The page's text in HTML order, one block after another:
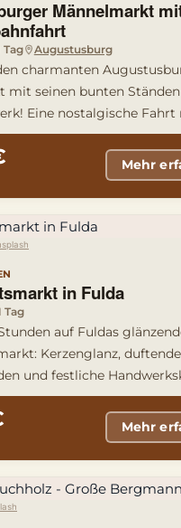
Männelmarkt
Tag Augustusburg
charmanten
mit seinen bunten
Eine nostalgische
vo …
Mehr
in Fulda
Tag
auf Fuldas
Kerzenglanz, duftende
und festliche
inmitten der historischen Altstadt. …
Mehr